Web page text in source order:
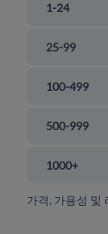
1-24
25-99
100-499
500-999
1000+
가격, 가용성 및